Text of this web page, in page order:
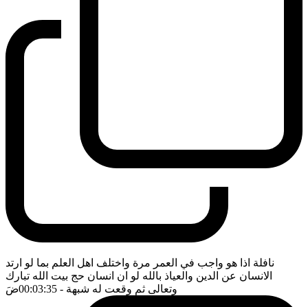
نافلة اذا هو واجب في العمر مرة واختلف اهل العلم بما لو ارتد
الانسان عن الدين والعياذ بالله لو ان انسان حج بيت الله تبارك
وتعالى ثم وقعت له شبهة - 00:03:35 ضَ